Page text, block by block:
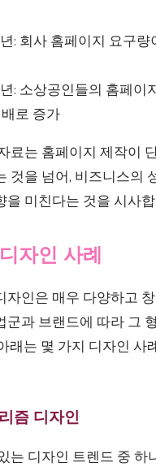
: 회사 홈페이지 요구량
: 소상공인들의 홈페이
로 증가
료는 홈페이지 제작이
것을 넘어, 비즈니스의
을 미친다는 것을 시사
자인 사례
자인은 매우 다양하고
군과 브랜드에 따라 그
래는 몇 가지 디자인 사
즘 디자인
는 디자인 트렌드 중 하